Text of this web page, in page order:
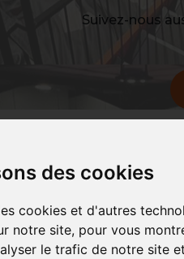
des cookies
cookies et d'autres
notre site, pour vous
le trafic de notre site
Suivez-nous